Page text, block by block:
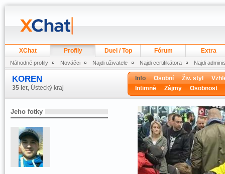
XChat Profily Duel / Top Fórum Extra
Náhodné profily Nováčci Najdi uživatele Najdi certifikátora Najdi
KOREN
35 let, Ústecký kraj
Info Osobní Živ. styl
Intimně
Zájmy Osobnost
Jeho fotky